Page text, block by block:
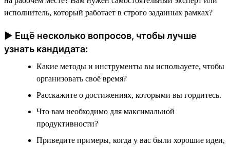
исполнитель, который работает в строго заданных рамках?
► Ещё несколько вопросов, чтобы лучше
узнать кандидата:
Какие методы и инструменты вы используете, чтобы
организовать своё время?
Расскажите о достижениях, которыми вы гордитесь.
Что вам необходимо для максимальной
продуктивности?
Приведите примеры, когда у вас были хорошие идеи,